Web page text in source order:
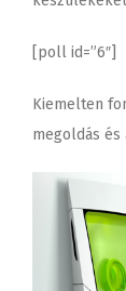
[poll id=”6″]
Kiemelten
megoldás és